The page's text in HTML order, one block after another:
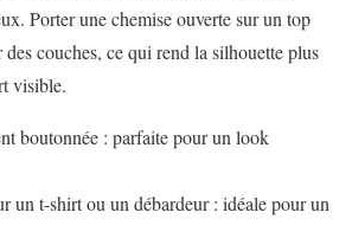
Porter une chemise ouverte sur un top
des couches, ce qui rend la silhouette plus
visible.
boutonnée : parfaite pour un look
un t-shirt ou un débardeur : idéale pour un